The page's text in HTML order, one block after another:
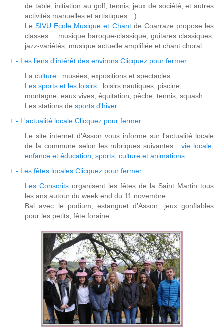
de table, initiation au golf, tennis, jeux de société, et autres
activités manuelles et artistiques…)
LeSIVU Ecole Musique et Chantde Coarraze propose les
classes : musique baroque-classique, guitares classiques,
jazz-variétés, musique actuelle amplifiée et chant choral.
+ - Les liens d'intérêt des environs Clicquez pour fermer
La culture : musées, expositions et spectacles
Les sports et les loisirs : loisirs nautiques, piscine,
montagne, eaux vives, équitation, pêche, tennis, squash...
Les stations de sports d'hiver
+ - L'actualité locale Clicquez pour fermer
Le site internet d'Asson vous informe sur l'actualité locale
de la commune selon les rubriques suivantes :vie locale
enfance et éducation sports culture et animations
+ - Les fêtes locales Clicquez pour fermer
Les Conscrits organisent les fêtes de la Saint Martin tous
les ans autour du week end du 11 novembre.
Bal avec le podium, estanguet d’Asson, jeux gonflables
pour les petits, fête foraine...